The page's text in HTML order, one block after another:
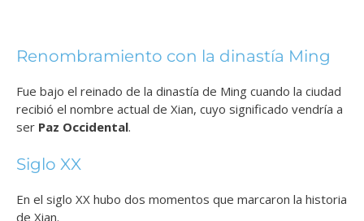
Renombramiento con la dinastía Ming
Fue bajo el reinado de la dinastía de Ming cuando la ciudad
recibió el nombre actual de Xian, cuyo significado vendría a
ser Paz Occidental.
Siglo XX
En el siglo XX hubo dos momentos que marcaron la historia
de Xian.